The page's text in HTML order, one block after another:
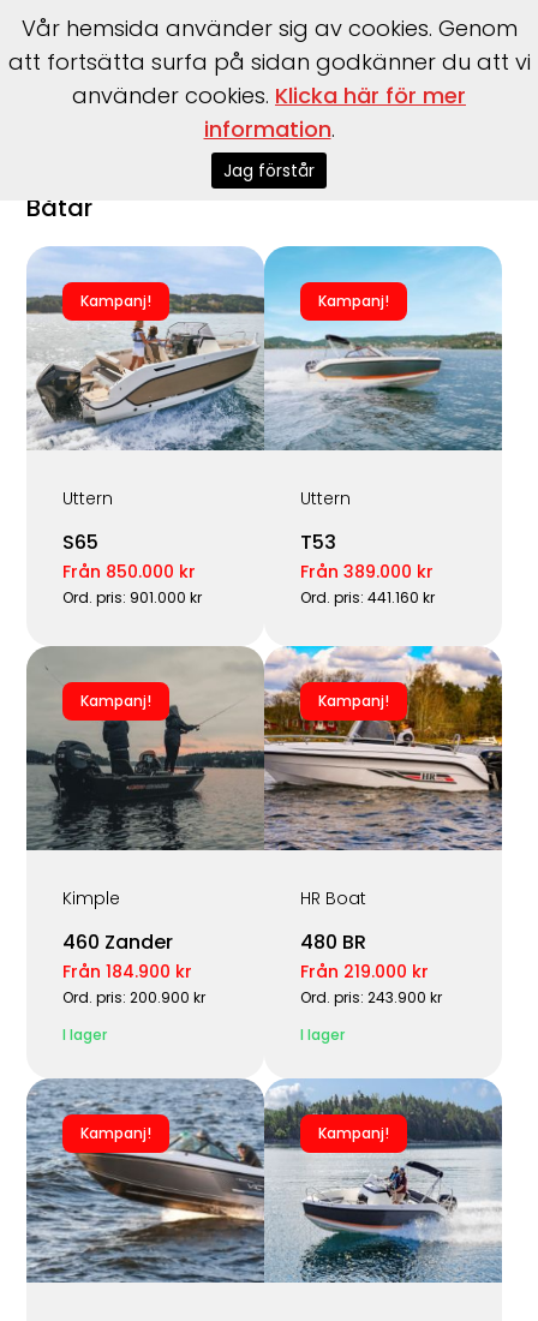
Victory 515-open
Båtar
Kampanj!
Uttern
S65
Från 850.000 kr
Ord. pris: 901.000 kr
Kampanj!
Uttern
T53
Från 389.000 kr
Ord. pris: 441.160 kr
Kampanj!
Kimple
460 Zander
Från 184.900 kr
Ord. pris: 200.900 kr
I lager
Kampanj!
HR Boat
480 BR
Från 219.000 kr
Ord. pris: 243.900 kr
I lager
Kampanj! Kampanj!
Vår hemsida använder sig av cookies. Genom
att fortsätta surfa på sidan godkänner du att vi
använder cookies. Klicka här för mer
information.
Jag förstår